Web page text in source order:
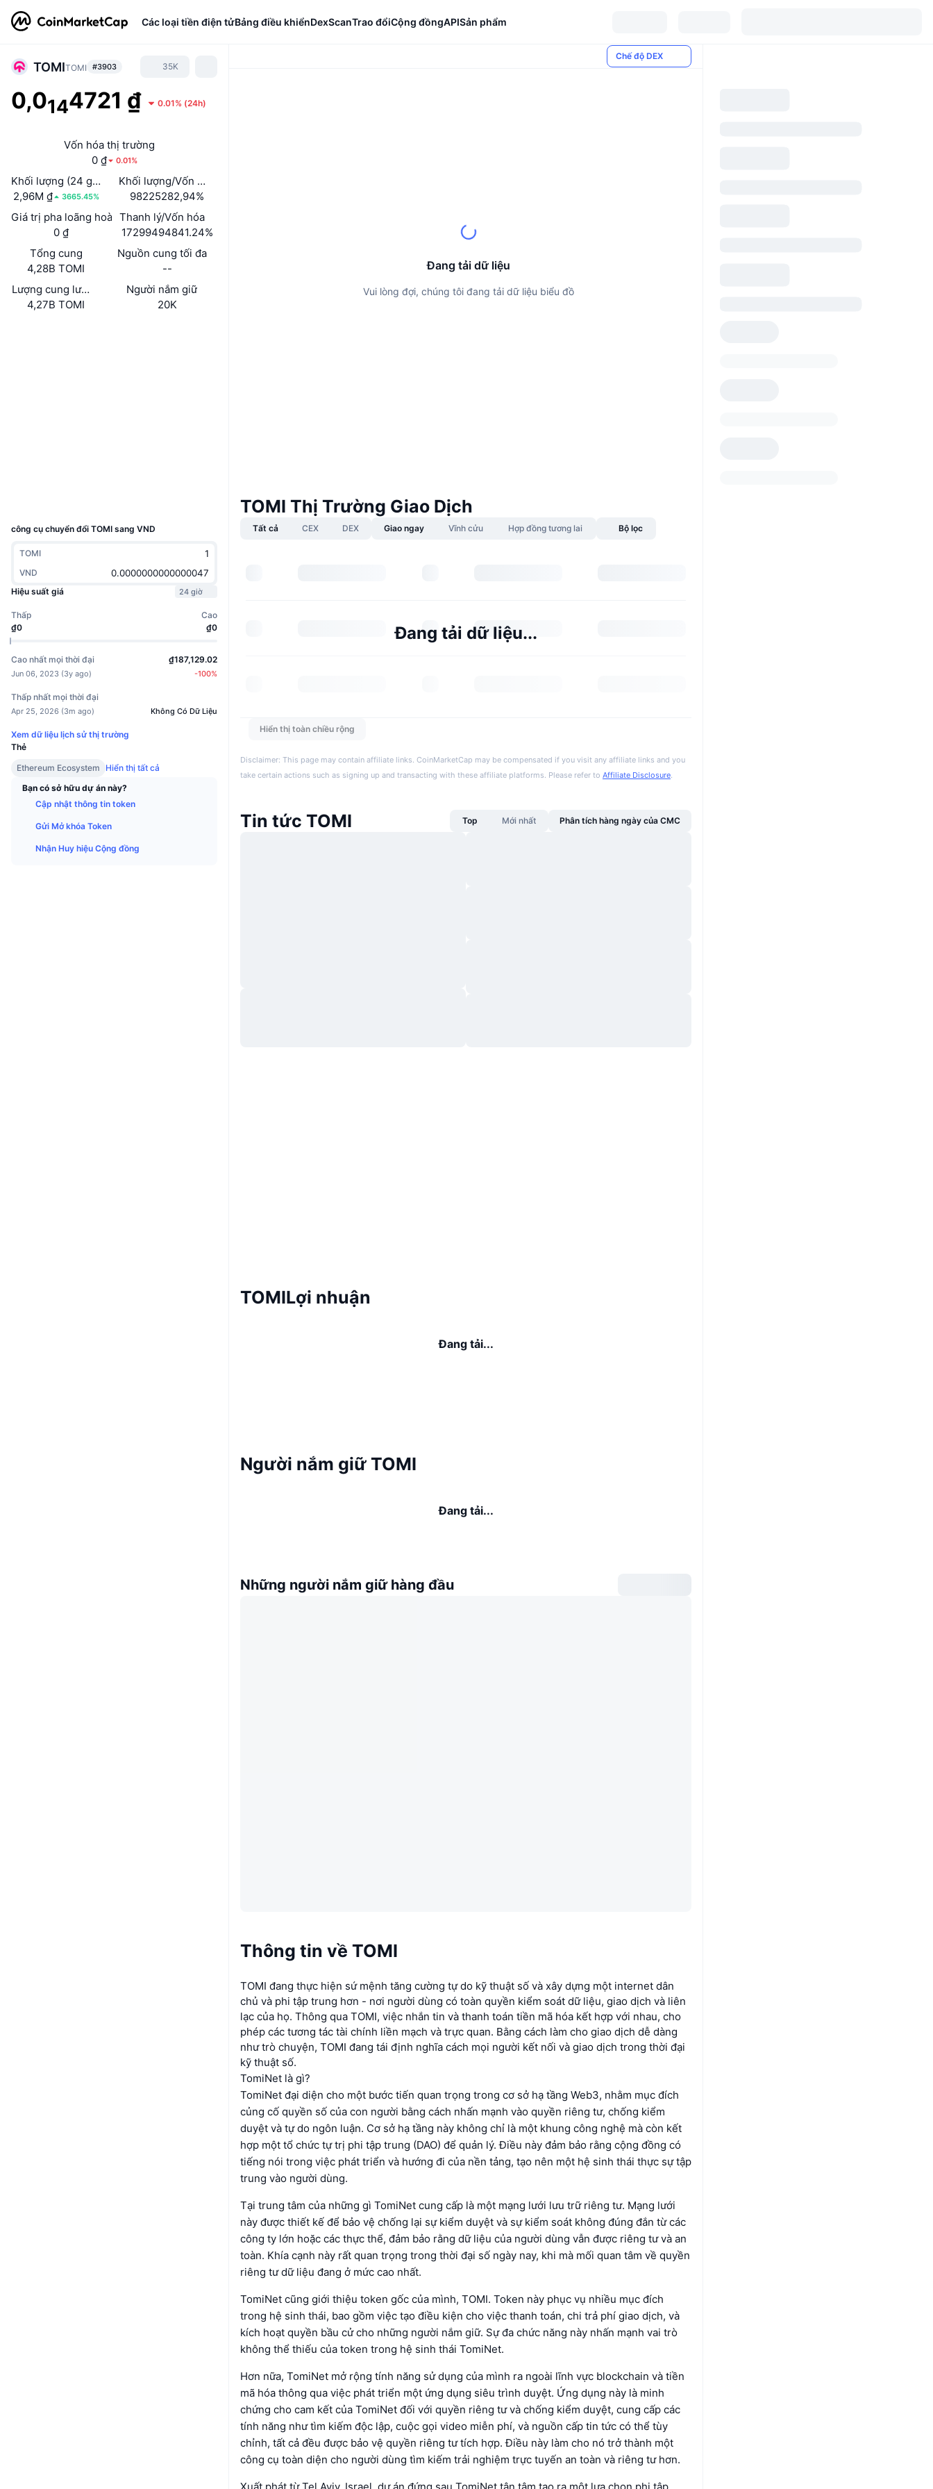
Các loại tiền điện tửBảng điều khiểnDexScanTrao đổiCộng đồngAPISản phẩm
TOMITOMI #3903 35K
0,0144721 ₫ 0.01% (24h)
Vốn hóa thị trường
0 ₫
0.01%
Khối lượng (24 giờ)
2,96M ₫
3665.45%
Khối lượng/Vốn hóa thị trường (24h)
98225282,94%
Giá trị pha loãng hoàn toàn (FDV)
0 ₫
Thanh lý/Vốn hóa
17299494841.24%
Tổng cung
4,28B TOMI
Nguồn cung tối đa
--
Lượng cung lưu hành
4,27B TOMI
Người nắm giữ
20K
công cụ chuyển đổi TOMI sang VND
TOMI
VND
Hiệu suất giá
24 giờ
Thấp
₫0
Cao
₫0
Cao nhất mọi thời đại
Jun 06, 2023 (3y ago)
₫187,129.02
-100%
Thấp nhất mọi thời đại
Apr 25, 2026 (3m ago) Không Có Dữ Liệu
Xem dữ liệu lịch sử thị trường
Thẻ
Ethereum Ecosystem
Hiển thị tất cả
Bạn có sở hữu dự án này?
Cập nhật thông tin token
Gửi Mở khóa Token
Nhận Huy hiệu Cộng đồng
Chế độ DEX
Đang tải dữ liệu
Vui lòng đợi, chúng tôi đang tải dữ liệu biểu đồ
TOMI Thị Trường Giao Dịch
Tất cả CEX DEX Giao ngay Vĩnh cửu Hợp đồng tương lai Bộ lọc
Đang tải dữ liệu...
Hiển thị toàn chiều rộng
Disclaimer: This page may contain affiliate links. CoinMarketCap may be compensated if you visit any affiliate links and you
take certain actions such as signing up and transacting with these affiliate platforms. Please refer to Affiliate Disclosure.
Tin tức TOMI Top Mới nhất Phân tích hàng ngày của CMC
TOMILợi nhuận
Đang tải...
Người nắm giữ TOMI
Đang tải...
Những người nắm giữ hàng đầu
Thông tin về TOMI
TOMI đang thực hiện sứ mệnh tăng cường tự do kỹ thuật số và xây dựng một internet dân
chủ và phi tập trung hơn - nơi người dùng có toàn quyền kiểm soát dữ liệu, giao dịch và liên
lạc của họ. Thông qua TOMI, việc nhắn tin và thanh toán tiền mã hóa kết hợp với nhau, cho
phép các tương tác tài chính liền mạch và trực quan. Bằng cách làm cho giao dịch dễ dàng
như trò chuyện, TOMI đang tái định nghĩa cách mọi người kết nối và giao dịch trong thời đại
kỹ thuật số.
TomiNet là gì?
TomiNet đại diện cho một bước tiến quan trọng trong cơ sở hạ tầng Web3, nhằm mục đích
củng cố quyền số của con người bằng cách nhấn mạnh vào quyền riêng tư, chống kiểm
duyệt và tự do ngôn luận. Cơ sở hạ tầng này không chỉ là một khung công nghệ mà còn kết
hợp một tổ chức tự trị phi tập trung (DAO) để quản lý. Điều này đảm bảo rằng cộng đồng có
tiếng nói trong việc phát triển và hướng đi của nền tảng, tạo nên một hệ sinh thái thực sự tập
trung vào người dùng.
Tại trung tâm của những gì TomiNet cung cấp là một mạng lưới lưu trữ riêng tư. Mạng lưới
này được thiết kế để bảo vệ chống lại sự kiểm duyệt và sự kiểm soát không đúng đắn từ các
công ty lớn hoặc các thực thể, đảm bảo rằng dữ liệu của người dùng vẫn được riêng tư và an
toàn. Khía cạnh này rất quan trọng trong thời đại số ngày nay, khi mà mối quan tâm về quyền
riêng tư dữ liệu đang ở mức cao nhất.
TomiNet cũng giới thiệu token gốc của mình, TOMI. Token này phục vụ nhiều mục đích
trong hệ sinh thái, bao gồm việc tạo điều kiện cho việc thanh toán, chi trả phí giao dịch, và
kích hoạt quyền bầu cử cho những người nắm giữ. Sự đa chức năng này nhấn mạnh vai trò
không thể thiếu của token trong hệ sinh thái TomiNet.
Hơn nữa, TomiNet mở rộng tính năng sử dụng của mình ra ngoài lĩnh vực blockchain và tiền
mã hóa thông qua việc phát triển một ứng dụng siêu trình duyệt. Ứng dụng này là minh
chứng cho cam kết của TomiNet đối với quyền riêng tư và chống kiểm duyệt, cung cấp các
tính năng như tìm kiếm độc lập, cuộc gọi video miễn phí, và nguồn cấp tin tức có thể tùy
chỉnh, tất cả đều được bảo vệ quyền riêng tư tích hợp. Điều này làm cho nó trở thành một
công cụ toàn diện cho người dùng tìm kiếm trải nghiệm trực tuyến an toàn và riêng tư hơn.